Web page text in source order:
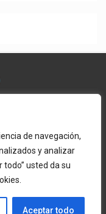
de navegación,
y analizar
todo” usted da su
Aceptar todo